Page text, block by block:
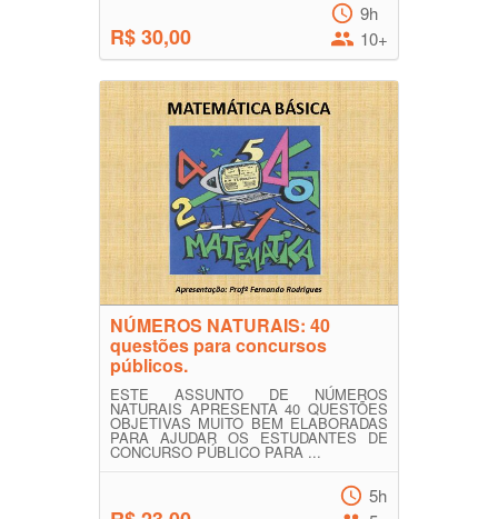
R$ 30,00
9h
10+
NÚMEROS NATURAIS: 40
questões para concursos
públicos.
ESTE ASSUNTO DE NÚMEROS
NATURAIS APRESENTA 40 QUESTÕES
OBJETIVAS MUITO BEM ELABORADAS
PARA AJUDAR OS ESTUDANTES DE
CONCURSO PÚBLICO PARA ...
5h